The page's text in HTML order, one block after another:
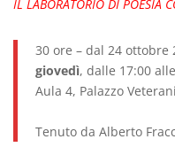
IL LABORATORIO DI POESIA
30 ore – dal 24 ottobre
giovedì, dalle 17:00
Aula 4, Palazzo
Tenuto da Alberto